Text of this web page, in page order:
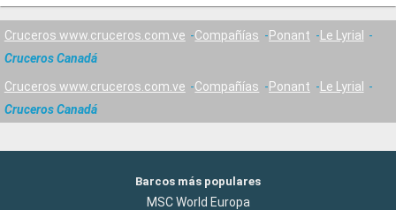
Cruceros www.cruceros.com.ve Compañías Ponant
Le Lyrial
Cruceros Canadá
Cruceros www.cruceros.com.ve Compañías Ponant
Le Lyrial
Cruceros Canadá
Barcos más populares
MSC World Europa